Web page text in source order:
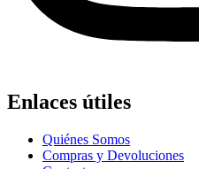
Enlaces útiles
Quiénes Somos
Compras y Devoluciones